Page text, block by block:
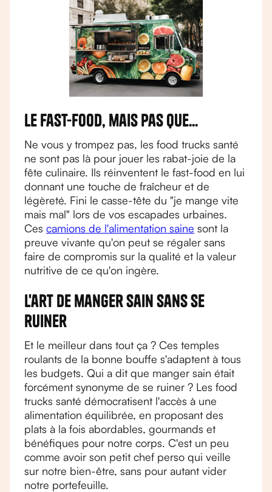
Le fast-food, mais pas que...
Ne vous y trompez pas, les food trucks santé
ne sont pas là pour jouer les rabat-joie de la
fête culinaire. Ils réinventent le fast-food en lui
donnant une touche de fraîcheur et de
légèreté. Fini le casse-tête du "je mange vite
mais mal" lors de vos escapades urbaines.
Ces camions de l'alimentation saine sont la
preuve vivante qu'on peut se régaler sans
faire de compromis sur la qualité et la valeur
nutritive de ce qu'on ingère.
L'art de manger sain sans se
ruiner
Et le meilleur dans tout ça ? Ces temples
roulants de la bonne bouffe s'adaptent à tous
les budgets. Qui a dit que manger sain était
forcément synonyme de se ruiner ? Les food
trucks santé démocratisent l'accès à une
alimentation équilibrée, en proposant des
plats à la fois abordables, gourmands et
bénéfiques pour notre corps. C'est un peu
comme avoir son petit chef perso qui veille
sur notre bien-être, sans pour autant vider
notre portefeuille.